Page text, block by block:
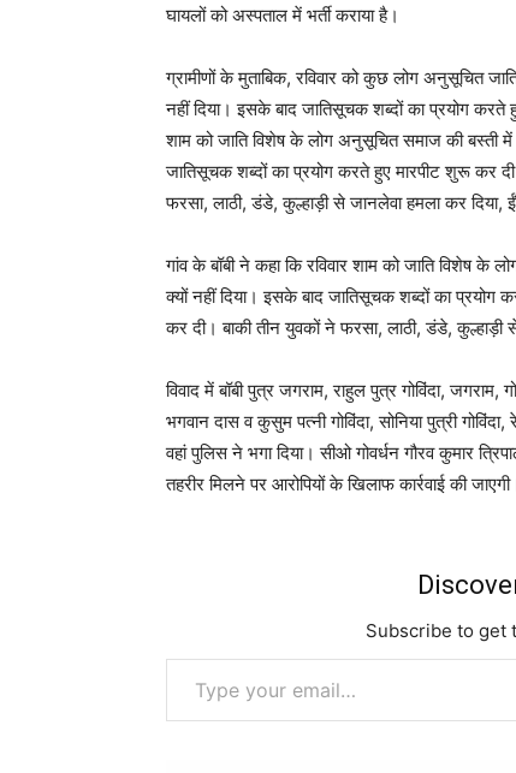
घायलों को अस्पताल में भर्ती कराया है।
ग्रामीणों के मुताबिक, रविवार को कुछ लोग अनुसूचित
नहीं दिया। इसके बाद जातिसूचक शब्दों का प्रयोग करते
शाम को जाति विशेष के लोग अनुसूचित समाज की बस्ती
जातिसूचक शब्दों का प्रयोग करते हुए मारपीट शुरू कर
फरसा, लाठी, डंडे, कुल्हाड़ी से जानलेवा हमला कर
गांव के बॉबी ने कहा कि रविवार शाम को जाति विशेष
क्यों नहीं दिया। इसके बाद जातिसूचक शब्दों का
कर दी। बाकी तीन युवकों ने फरसा, लाठी, डंडे,
विवाद में बॉबी पुत्र जगराम, राहुल पुत्र गोविंदा, जगराम,
भगवान दास व कुसुम पत्नी गोविंदा, सोनिया पुत्री
वहां पुलिस ने भगा दिया। सीओ गोवर्धन गौरव कुमार
तहरीर मिलने पर आरोपियों के खिलाफ कार्रवाई की
Subscribe to get
Type your email…